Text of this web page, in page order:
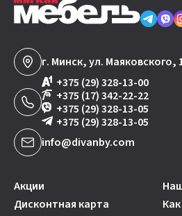
г. Минск, ул. Маяковского,
+375 (29) 328-13-00
+375 (17) 342-22-22
+375 (29) 328-13-05
+375 (29) 328-13-05
info@divanby.com
Акции
Дисконтная карта